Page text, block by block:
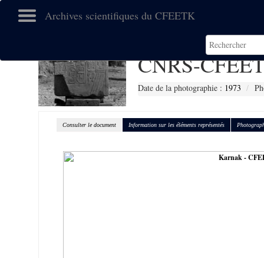
Archives scientifiques du CFEETK
CNRS-
Date de la photographie : 1973
Consulter le document Information sur les éléments représentés